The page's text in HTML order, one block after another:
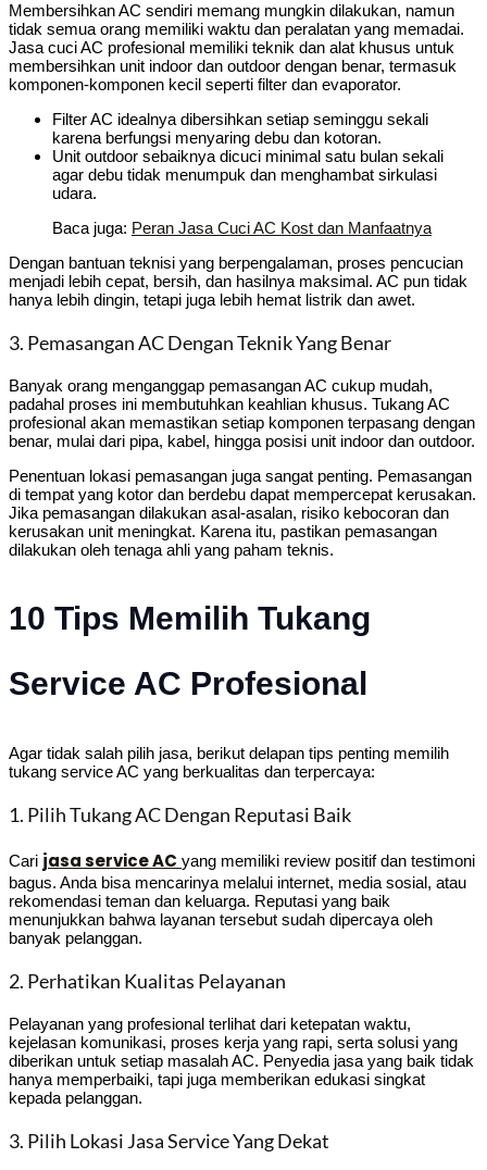
Membersihkan AC sendiri memang mungkin dilakukan, namun
tidak semua orang memiliki waktu dan peralatan yang memadai.
Jasa cuci AC profesional memiliki teknik dan alat khusus untuk
membersihkan unit indoor dan outdoor dengan benar, termasuk
komponen-komponen kecil seperti filter dan evaporator.
Filter AC idealnya dibersihkan setiap seminggu sekali
karena berfungsi menyaring debu dan kotoran.
Unit outdoor sebaiknya dicuci minimal satu bulan sekali
agar debu tidak menumpuk dan menghambat sirkulasi
udara.
Baca juga: Peran Jasa Cuci AC Kost dan Manfaatnya
Dengan bantuan teknisi yang berpengalaman, proses pencucian
menjadi lebih cepat, bersih, dan hasilnya maksimal. AC pun tidak
hanya lebih dingin, tetapi juga lebih hemat listrik dan awet.
3. Pemasangan AC Dengan Teknik Yang Benar
Banyak orang menganggap pemasangan AC cukup mudah,
padahal proses ini membutuhkan keahlian khusus. Tukang AC
profesional akan memastikan setiap komponen terpasang dengan
benar, mulai dari pipa, kabel, hingga posisi unit indoor dan outdoor.
Penentuan lokasi pemasangan juga sangat penting. Pemasangan
di tempat yang kotor dan berdebu dapat mempercepat kerusakan.
Jika pemasangan dilakukan asal-asalan, risiko kebocoran dan
kerusakan unit meningkat. Karena itu, pastikan pemasangan
dilakukan oleh tenaga ahli yang paham teknis.
10 Tips Memilih Tukang
Service AC Profesional
Agar tidak salah pilih jasa, berikut delapan tips penting memilih
tukang service AC yang berkualitas dan terpercaya:
1. Pilih Tukang AC Dengan Reputasi Baik
Cari jasa service AC yang memiliki review positif dan testimoni
bagus. Anda bisa mencarinya melalui internet, media sosial, atau
rekomendasi teman dan keluarga. Reputasi yang baik
menunjukkan bahwa layanan tersebut sudah dipercaya oleh
banyak pelanggan.
2. Perhatikan Kualitas Pelayanan
Pelayanan yang profesional terlihat dari ketepatan waktu,
kejelasan komunikasi, proses kerja yang rapi, serta solusi yang
diberikan untuk setiap masalah AC. Penyedia jasa yang baik tidak
hanya memperbaiki, tapi juga memberikan edukasi singkat
kepada pelanggan.
3. Pilih Lokasi Jasa Service Yang Dekat